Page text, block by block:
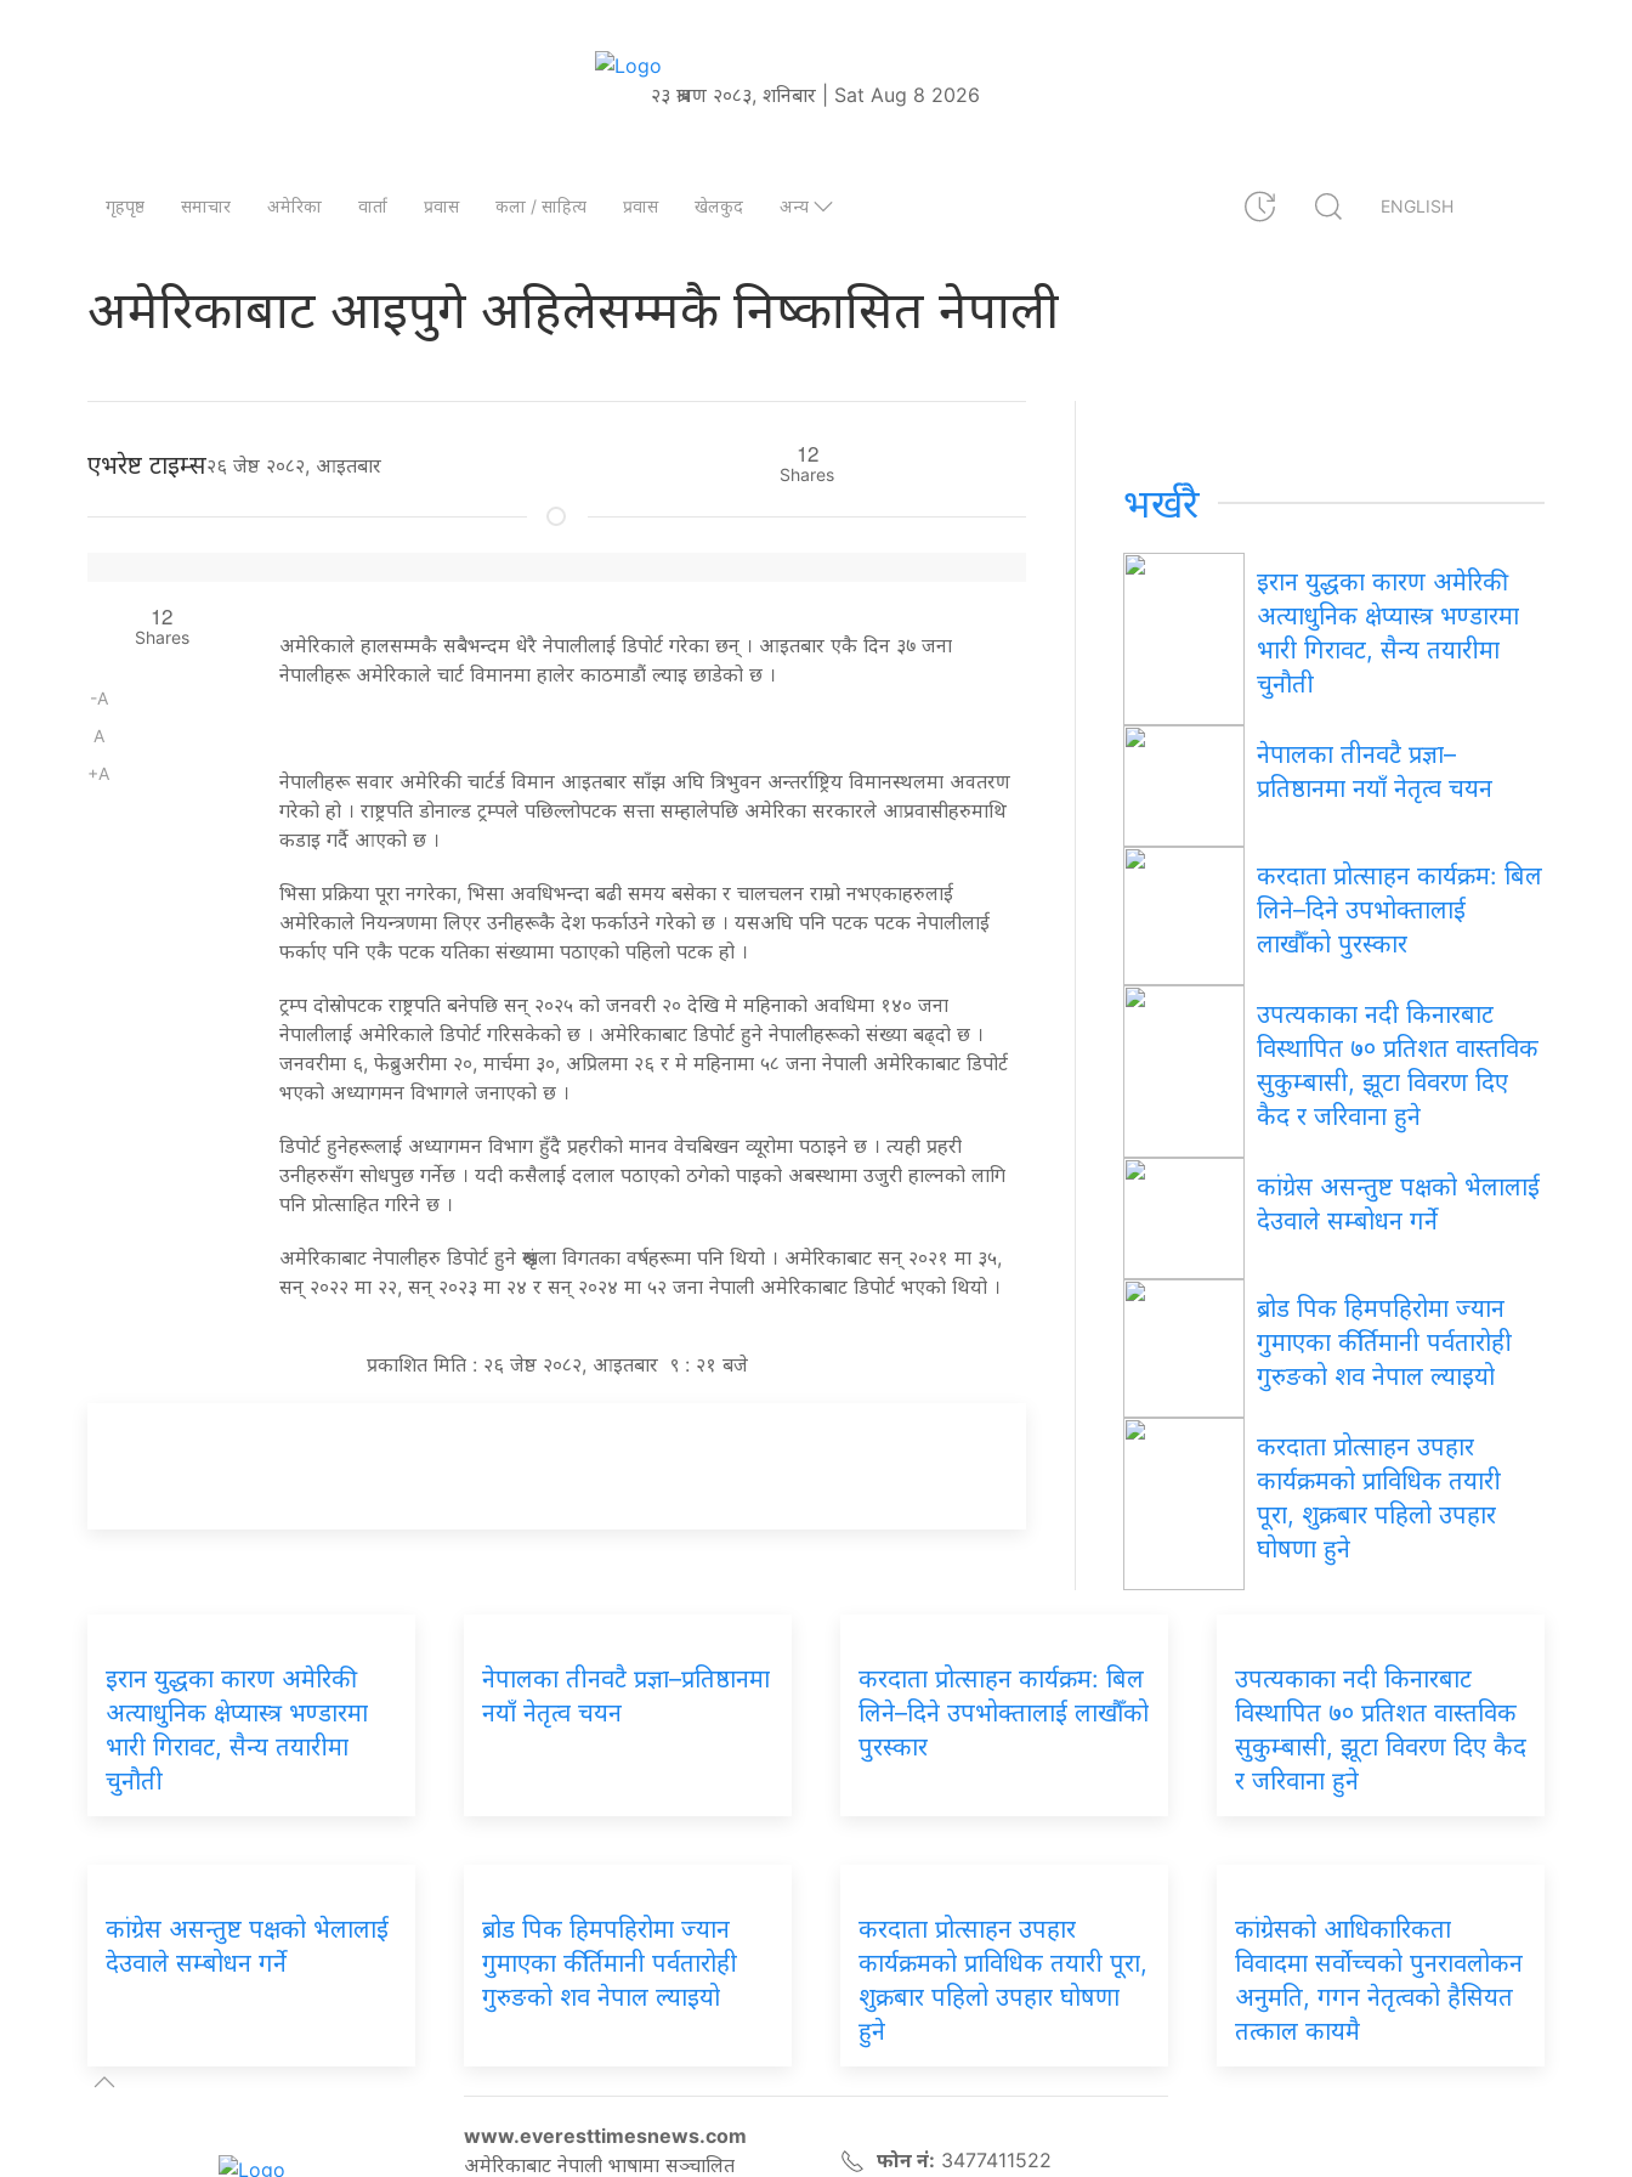
२३ श्रावण २०८३, शनिबार | Sat Aug 8 2026
गृहपृष्ठ समाचार अमेरिका वार्ता प्रवास कला / साहित्य प्रवास खेलकुद अन्य ENGLISH
अमेरिकाबाट आइपुगे अहिलेसम्मकै निष्कासित नेपाली
एभरेष्ट टाइम्स२६ जेष्ठ २०८२, आइतबार 12
Shares
12
Shares
-A
A
+A
अमेरिकाले हालसम्मकै सबैभन्दम धेरै नेपालीलाई डिपोर्ट गरेका छन् । आइतबार एकै दिन ३७ जना
नेपालीहरू अमेरिकाले चार्ट विमानमा हालेर काठमाडौं‌ ल्याइ छाडेको छ ।
नेपालीहरू सवार अमेरिकी चार्टर्ड विमान आइतबार साँझ अघि त्रिभुवन अन्तर्राष्ट्रिय विमानस्थलमा अवतरण
गरेको हो । राष्ट्रपति डोनाल्ड ट्रम्पले पछिल्लोपटक सत्ता सम्हालेपछि अमेरिका सरकारले आप्रवासीहरुमाथि
कडाइ गर्दै आएको छ ।
भिसा प्रक्रिया पूरा नगरेका, भिसा अवधिभन्दा बढी समय बसेका र चालचलन राम्रो नभएकाहरुलाई
अमेरिकाले नियन्त्रणमा लिएर उनीहरूकै देश फर्काउने गरेको छ । यसअघि पनि पटक पटक नेपालीलाई
फर्काए पनि एकै पटक यतिका संख्यामा पठाएको पहिलो पटक हो ।
ट्रम्प दोस्रोपटक राष्ट्रपति बनेपछि सन् २०२५ को जनवरी २० देखि मे महिनाको अवधिमा १४० जना
नेपालीलाई अमेरिकाले डिपोर्ट गरिसकेको छ । अमेरिकाबाट डिपोर्ट हुने नेपालीहरूको संख्या बढ्दो छ ।
जनवरीमा ६, फेब्रुअरीमा २०, मार्चमा ३०, अप्रिलमा २६ र मे महिनामा ५८ जना नेपाली अमेरिकाबाट डिपोर्ट
भएको अध्यागमन विभागले जनाएको छ ।
डिपोर्ट हुनेहरूलाई अध्यागमन विभाग हुँदै प्रहरीको मानव वेचबिखन व्यूरोमा पठाइने छ । त्यही प्रहरी
उनीहरुसँग सोधपुछ गर्नेछ । यदी कसैलाई दलाल पठाएको ठगेको पाइको अबस्थामा उजुरी हाल्नको लागि
पनि प्रोत्साहित गरिने छ ।
अमेरिकाबाट नेपालीहरु डिपोर्ट हुने श्रृंखला विगतका वर्षहरूमा पनि थियो । अमेरिकाबाट सन् २०२१ मा ३५,
सन् २०२२ मा २२, सन् २०२३ मा २४ र सन् २०२४ मा ५२ जना नेपाली अमेरिकाबाट डिपोर्ट भएको थियो ।
प्रकाशित मिति : २६ जेष्ठ २०८२, आइतबार ९ : २१ बजे
भर्खरै
इरान युद्धका कारण अमेरिकी
अत्याधुनिक क्षेप्यास्त्र भण्डारमा
भारी गिरावट, सैन्य तयारीमा
चुनौती
नेपालका तीनवटै प्रज्ञा–
प्रतिष्ठानमा नयाँ नेतृत्व चयन
करदाता प्रोत्साहन कार्यक्रम: बिल
लिने–दिने उपभोक्तालाई
लाखौँको पुरस्कार
उपत्यकाका नदी किनारबाट
विस्थापित ७० प्रतिशत वास्तविक
सुकुम्बासी, झूटा विवरण दिए
कैद र जरिवाना हुने
कांग्रेस असन्तुष्ट पक्षको भेलालाई
देउवाले सम्बोधन गर्ने
ब्रोड पिक हिमपहिरोमा ज्यान
गुमाएका कीर्तिमानी पर्वतारोही
गुरुङको शव नेपाल ल्याइयो
करदाता प्रोत्साहन उपहार
कार्यक्रमको प्राविधिक तयारी
पूरा, शुक्रबार पहिलो उपहार
घोषणा हुने
इरान युद्धका कारण अमेरिकी
अत्याधुनिक क्षेप्यास्त्र भण्डारमा
भारी गिरावट, सैन्य तयारीमा
चुनौती
नेपालका तीनवटै प्रज्ञा–प्रतिष्ठानमा
नयाँ नेतृत्व चयन
करदाता प्रोत्साहन कार्यक्रम: बिल
लिने–दिने उपभोक्तालाई लाखौँको
पुरस्कार
उपत्यकाका नदी किनारबाट
विस्थापित ७० प्रतिशत वास्तविक
सुकुम्बासी, झूटा विवरण दिए कैद
र जरिवाना हुने
कांग्रेस असन्तुष्ट पक्षको भेलालाई
देउवाले सम्बोधन गर्ने
ब्रोड पिक हिमपहिरोमा ज्यान
गुमाएका कीर्तिमानी पर्वतारोही
गुरुङको शव नेपाल ल्याइयो
करदाता प्रोत्साहन उपहार
कार्यक्रमको प्राविधिक तयारी पूरा,
शुक्रबार पहिलो उपहार घोषणा
हुने
कांग्रेसको आधिकारिकता
विवादमा सर्वोच्चको पुनरावलोकन
अनुमति, गगन नेतृत्वको हैसियत
तत्काल कायमै
www.everesttimesnews.com
अमेरिकाबाट नेपाली भाषामा सञ्चालित
फोन नं: 3477411522